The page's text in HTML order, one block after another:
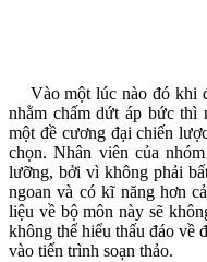
Vào một lúc nào đó khi
nhằm chấm dứt áp bức thì
một đề cương đại chiến
chọn. Nhân viên của
lưỡng, bởi vì không phải
ngoan và có kĩ năng hơn
liệu về bộ môn này sẽ
không thể hiểu thấu đáo về
vào tiến trình soạn thảo.